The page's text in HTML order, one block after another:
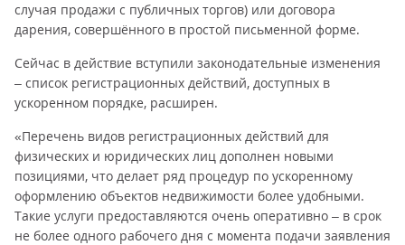
случая продажи с публичных торгов) или договора
дарения, совершённого в простой письменной форме.
Сейчас в действие вступили законодательные изменения
– список регистрационных действий, доступных в
ускоренном порядке, расширен.
«Перечень видов регистрационных действий для
физических и юридических лиц дополнен новыми
позициями, что делает ряд процедур по ускоренному
оформлению объектов недвижимости более удобными.
Такие услуги предоставляются очень оперативно – в срок
не более одного рабочего дня с момента подачи заявления